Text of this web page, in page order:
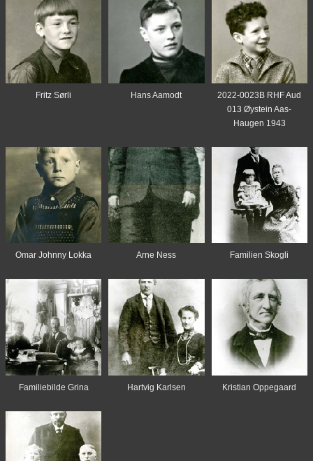
Fritz Sørli Hans Aamodt
2022-0023B RHF Aud
013 Øystein Aas-
Haugen 1943
Omar Johnny Lokka Arne Ness Familien Skogli
Familiebilde Grina Hartvig Karlsen Kristian Oppegaard